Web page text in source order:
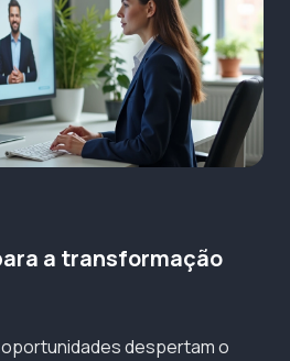
a transformação
despertam o